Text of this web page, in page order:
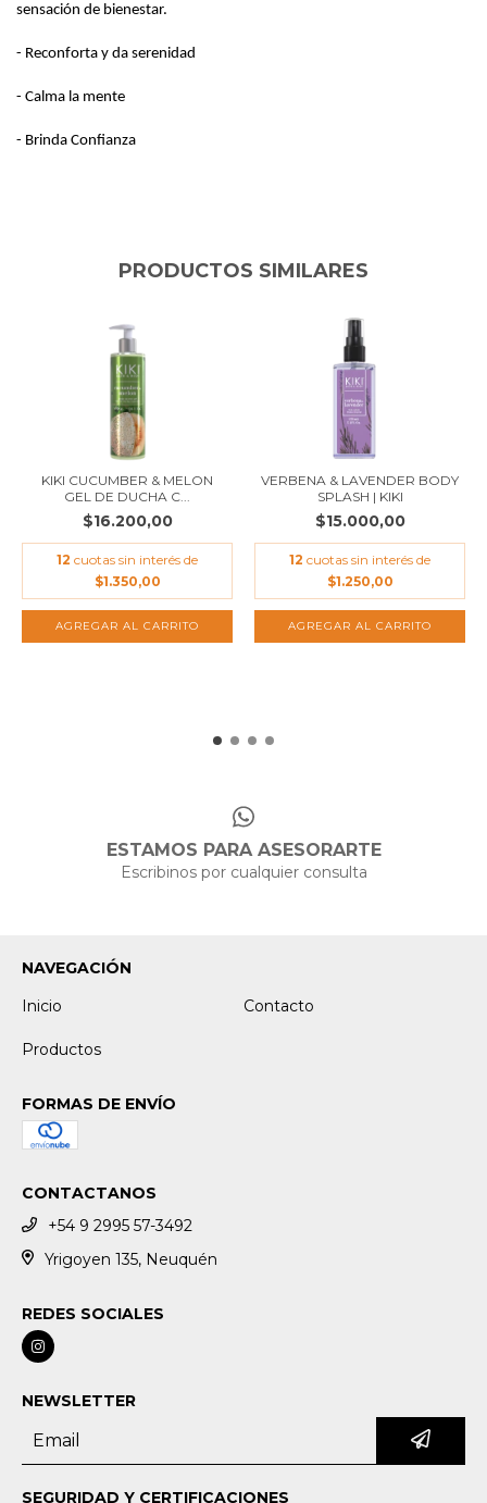
sensación de bienestar.
- Reconforta y da serenidad
- Calma la mente
- Brinda Confianza
PRODUCTOS SIMILARES
KIKI CUCUMBER & MELON
GEL DE DUCHA C...
$16.200,00
12 cuotas sin interés de
$1.350,00
VERBENA & LAVENDER BODY
SPLASH | KIKI
$15.000,00
12 cuotas sin interés de
$1.250,00
ESTAMOS PARA ASESORARTE
Escribinos por cualquier consulta
NAVEGACIÓN
Inicio
Contacto
Productos
FORMAS DE ENVÍO
CONTACTANOS
+54 9 2995 57-3492
Yrigoyen 135, Neuquén
REDES SOCIALES
NEWSLETTER
SEGURIDAD Y CERTIFICACIONES